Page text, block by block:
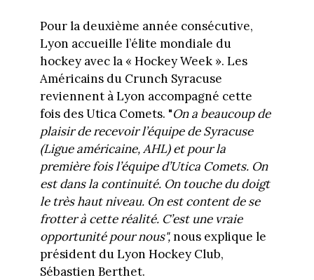
Pour la deuxième année consécutive,
Lyon accueille l’élite mondiale du
hockey avec la « Hockey Week ». Les
Américains du Crunch Syracuse
reviennent à Lyon accompagné cette
fois des Utica Comets. "On a beaucoup de
plaisir de recevoir l’équipe de Syracuse
(Ligue américaine, AHL) et pour la
première fois l’équipe d’Utica Comets. On
est dans la continuité. On touche du doigt
le très haut niveau. On est content de se
frotter à cette réalité. C’est une vraie
opportunité pour nous",nous explique le
président du Lyon Hockey Club,
Sébastien Berthet.